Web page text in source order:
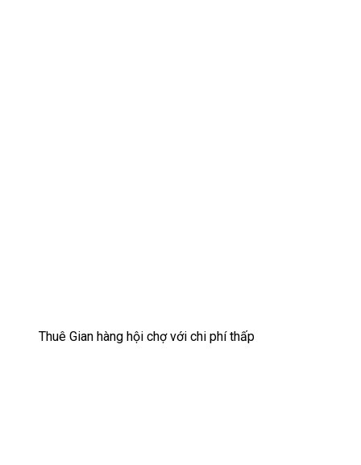
Thuê Gian hàng hội chợ với chi phí thấp